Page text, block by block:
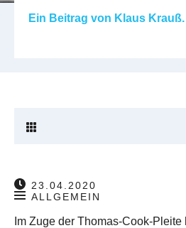
Ein Beitrag von Klaus Krauß.
23.04.2020
ALLGEMEIN
Im Zuge der Thomas-Cook-